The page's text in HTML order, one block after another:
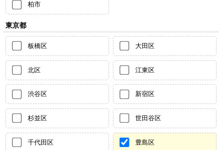
柏市
東京都
板橋区 大田区
北区 江東区
渋谷区 新宿区
杉並区 世田谷区
千代田区 豊島区